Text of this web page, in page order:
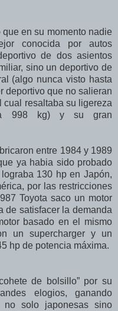
en su momento nadie
conocida por autos
de dos asientos
sino un deportivo de
(algo nunca visto hasta
deportivo que no salieran
cual resaltaba su ligereza
998 kg) y su gran
entre 1984 y 1989
ya habia sido probado
130 hp en Japón,
por las restricciones
Toyota saco un motor
de satisfacer la demanda
basado en el mismo
un supercharger y un
hp de potencia máxima.
de bolsillo” por su
elogios, ganando
no solo japonesas sino